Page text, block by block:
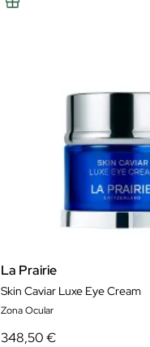
La Prairie
Skin Caviar Luxe Eye Cream
Zona Ocular
348,50 €